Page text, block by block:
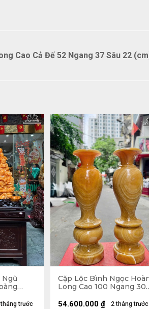
Cao Cả Đế 52 Ngang 37 Sâu 22
Ngũ
107 x
tháng trước
Cặp Lộc Bình Ngọc
Long Cao 100 Ngang 30
2 tháng trước
54.600.000 ₫